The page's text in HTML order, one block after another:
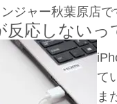
ジャー秋葉原店で
反応しない
て
ま